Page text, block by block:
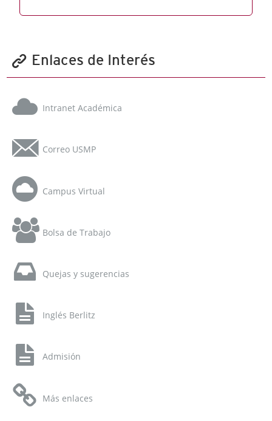
Enlaces de Interés
Intranet Académica
Correo USMP
Campus Virtual
Bolsa de Trabajo
Quejas y sugerencias
Inglés Berlitz
Admisión
Más enlaces